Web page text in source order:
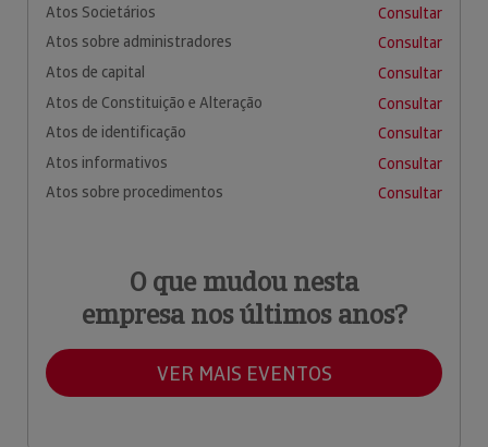
Atos Societários
Consultar
Atos sobre administradores
Consultar
Atos de capital
Consultar
Atos de Constituição e Alteração
Consultar
Atos de identificação
Consultar
Atos informativos
Consultar
Atos sobre procedimentos
Consultar
O que mudou nesta
empresa nos últimos anos?
VER MAIS EVENTOS